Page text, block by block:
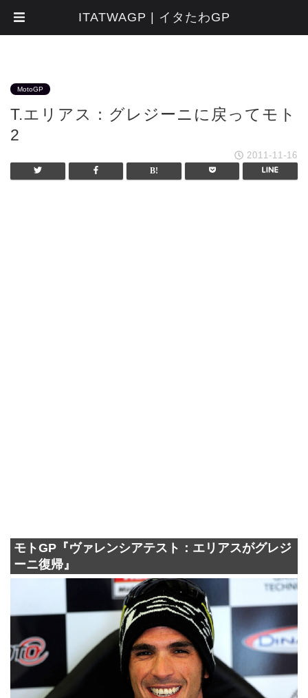
MotoGP
T.エリアス：グレジーニに戻ってモト
2
2011-11-16
モトGP『ヴァレンシアテスト：エリアスがグレジ
ーニ復帰』
ITATWAGP | イタたわGP